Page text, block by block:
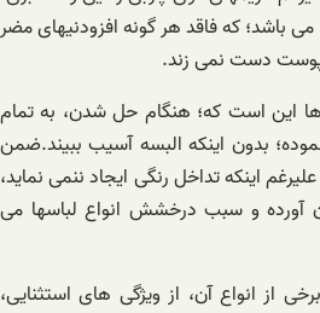
می باشد؛ که فاقد هر گونه افزودنیهای مضر
پوست دست نمی زند.
این است که؛ هنگام حل شدن، به تمام
بدون اینکه البسه آسیب ببیند.ضمن
اینکه تداخل رنگی ایجاد ننمی نماید،
آورده و سبب درخشش انواع لباسها می
از انواع آن، از ویژگی های استثنایی،